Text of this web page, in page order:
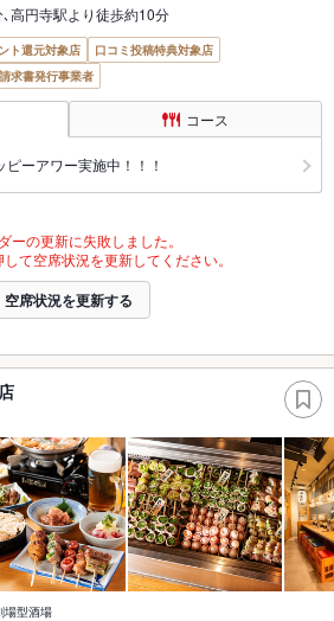
高円寺駅より徒歩約10分
ト還元対象店
口コミ投稿特典対象店
求書発行事業者
コース
ピーアワー実施中！！！
ーの更新に失敗しました。
て空席状況を更新してください。
空席状況を更新する
場型酒場